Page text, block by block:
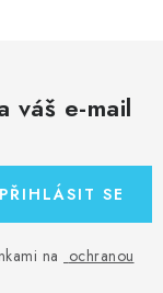
váš e-mail
na ochranou
PŘIHLÁSIT SE